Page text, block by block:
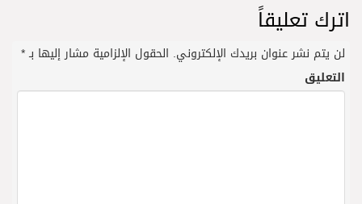
اترك تعليقاً
لن يتم نشر عنوان بريدك الإلكتروني. الحقول الإلزامية مشار إليها بـ*
التعليق